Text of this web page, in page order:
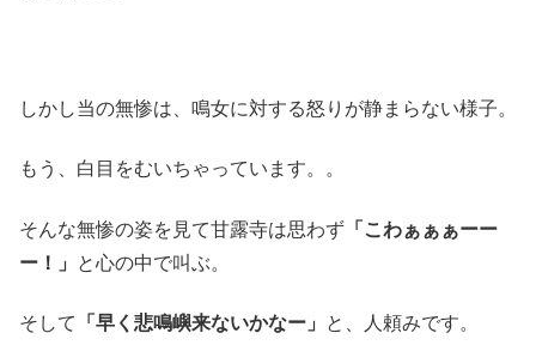
しかし当の無惨は、鳴女に対する怒りが静まらない様子。
もう、白目をむいちゃっています。。
そんな無惨の姿を見て甘露寺は思わず 「こわぁぁぁーー
ー！」
と心の中で叫ぶ。
そして 「早く悲鳴嶼来ないかなー」 と、人頼みです。